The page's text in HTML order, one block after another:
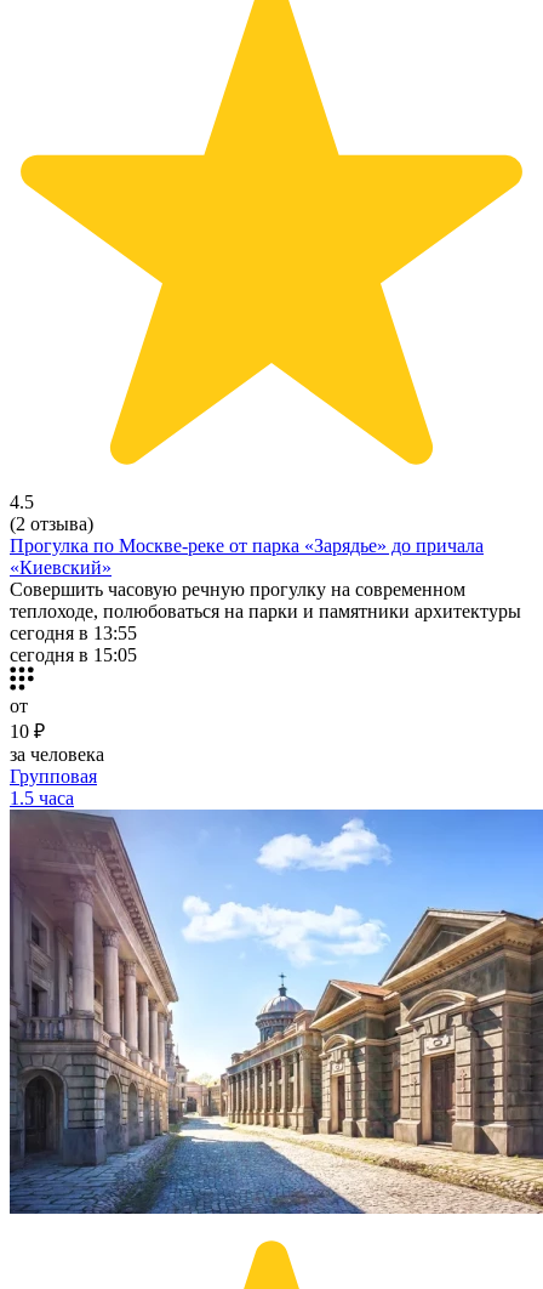
4.5
(2 отзыва)
Прогулка по Москве-реке от парка «Зарядье» до причала
«Киевский»
Совершить часовую речную прогулку на современном
теплоходе, полюбоваться на парки и памятники архитектуры
сегодня в 13:55
сегодня в 15:05
от
10 ₽
за человека
Групповая
1.5 часа